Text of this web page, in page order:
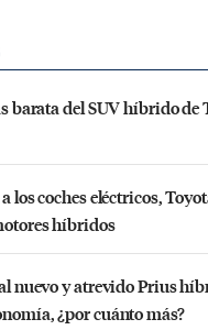
barata del SUV híbrido de
los coches eléctricos,
híbridos
nuevo y atrevido Prius
¿por cuánto más?